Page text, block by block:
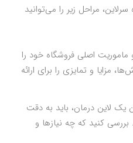
مراحل زیر را می‌توانید
ماموریت اصلی فروشگاه خود را
مزایا و تمایزی را برای ارائه
یک لاین درمان، باید به دقت
بررسی کنید که چه نیازها و